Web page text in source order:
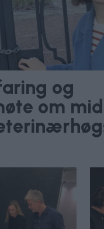
og
om